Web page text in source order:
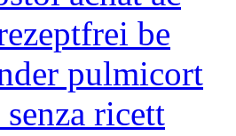
be
pulmicort
ricett